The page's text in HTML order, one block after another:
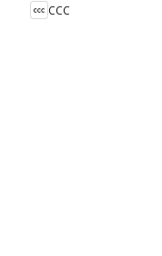
CCC